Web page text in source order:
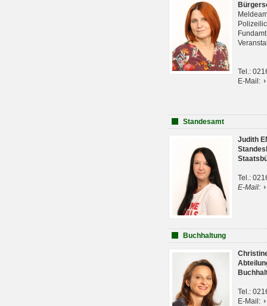
Tel.:
E-Mail:
Standesamt
Judith
Tel.:
E-Mail:
Buchhaltung
Tel.:
E-Mail: